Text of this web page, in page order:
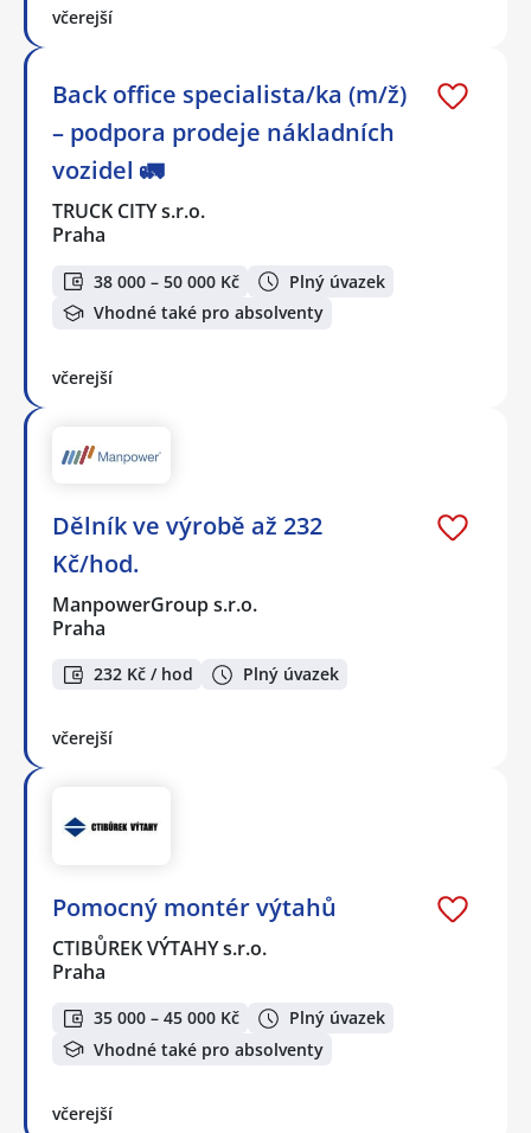
včerejší
Back office specialista/ka (m/ž)
– podpora prodeje nákladních
vozidel 🚛
TRUCK CITY s.r.o.
Praha
38 000 – 50 000 Kč
Plný úvazek
Vhodné také pro absolventy
včerejší
Dělník ve výrobě až 232
Kč/hod.
ManpowerGroup s.r.o.
Praha
232 Kč / hod Plný úvazek
včerejší
Pomocný montér výtahů
CTIBŮREK VÝTAHY s.r.o.
Praha
35 000 – 45 000 Kč
Plný úvazek
Vhodné také pro absolventy
včerejší